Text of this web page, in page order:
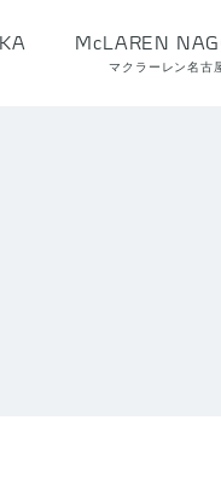
McLAREN
マクラーレン名古